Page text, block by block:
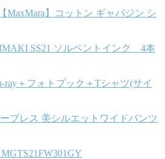
MaxMara】コットン ギャバジン シ
SS21 ソルベントインク 4本
ray＋フォトブック＋Tシャツ(サイ
プレス 美シルエットワイドパンツ